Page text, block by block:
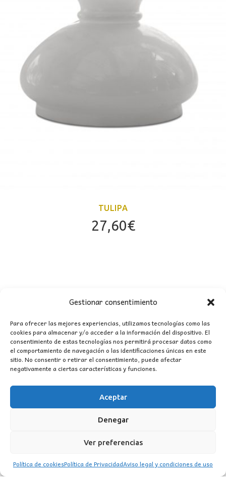
Gestionar consentimiento
Para ofrecer las mejores experiencias, utilizamos tecnologías como las
cookies para almacenar y/o acceder a la información del dispositivo. El
consentimiento de estas tecnologías nos permitirá procesar datos como
el comportamiento de navegación o las identificaciones únicas en este
sitio. No consentir o retirar el consentimiento, puede afectar
negativamente a ciertas características y funciones.
Aceptar
Denegar
Ver preferencias
Política de cookiesPolítica de PrivacidadAviso legal y condiciones de uso
TULIPA
27,60€
CONTACTO
MI CUENTA